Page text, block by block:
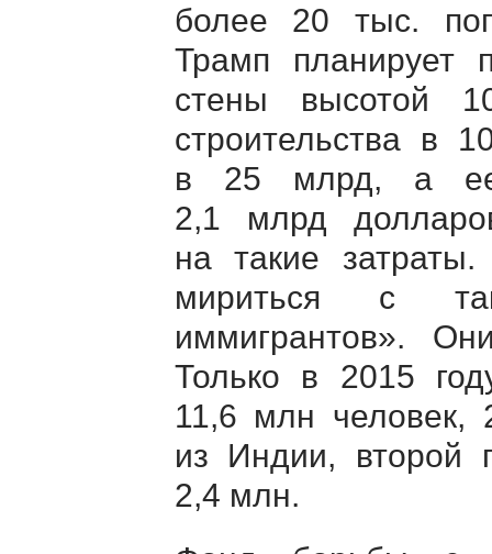
более 20 тыс.
Трамп планирует
стены высотой
строительства в
в 25 млрд, а ее
2,1 млрд
на такие
мириться с
иммигрантов».
Только в 2015
11,6 млн человек,
из Индии,
2,4 млн.